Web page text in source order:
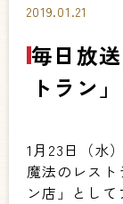
2019.01.21
毎日放
トラン
1月23日（水
魔法のレス
ン店」として